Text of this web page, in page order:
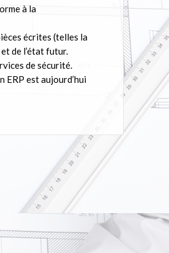
à la
écrites (telles la
de l’état futur.
de sécurité.
ERP est aujourd’hui